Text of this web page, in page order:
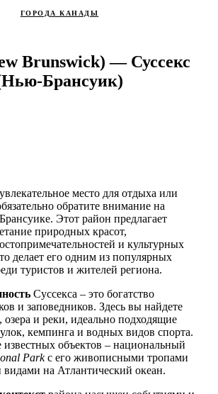
ГОРОДА КАНАДЫ
Brunswick) — Суссекс
Брансуик)
место для отдыха или
обратите внимание на
Этот район предлагает
природных красот,
и культурных
делает его одним из популярных
туристов и жителей региона.
Суссекса – это богатство
и заповедников. Здесь вы найдете
озера и реки, идеально подходящие
кемпинга и водных видов спорта.
известных объектов – национальный
Parkс его живописными тропами
на Атлантический океан.